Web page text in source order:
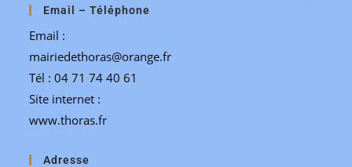
Email – Téléphone
Email :
mairiedethoras@orange.fr
Tél : 04 71 74 40 61
Site internet :
www.thoras.fr
Adresse